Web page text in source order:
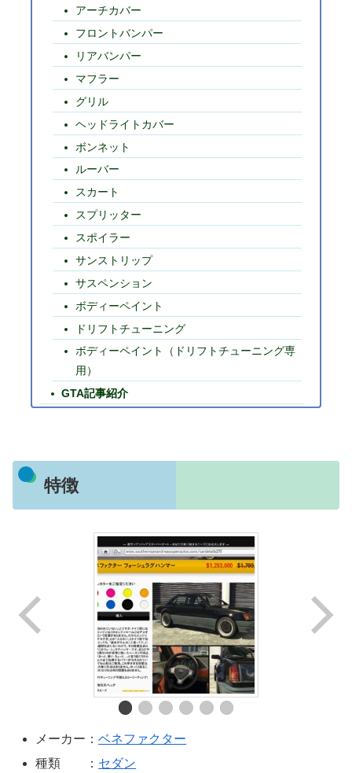
アーチカバー
フロントバンパー
リアバンパー
マフラー
グリル
ヘッドライトカバー
ボンネット
ルーバー
スカート
スプリッター
スポイラー
サンストリップ
サスペンション
ボディーペイント
ドリフトチューニング
ボディーペイント（ドリフトチューニング専
用）
GTA記事紹介
特徴
メーカー：ベネファクター
種類 ： セダン